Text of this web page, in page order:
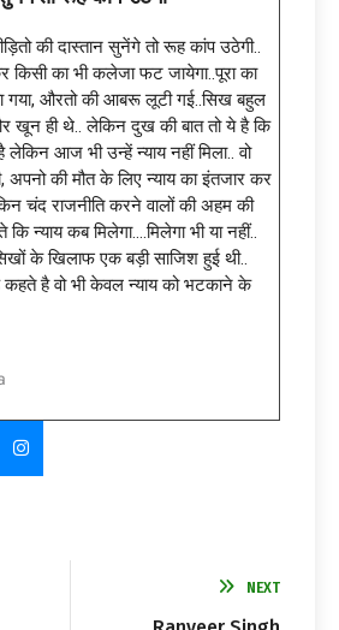
की दास्तान सुनेंगे तो रूह कांप उठेगी..
किसी का भी कलेजा फट जायेगा..पूरा का
गया, औरतो की आबरू लूटी गई..सिख बहुल
खून ही थे.. लेकिन दुख की बात तो ये है कि
आज भी उन्हें न्याय नहीं मिला.. वो
की मौत के लिए न्याय का इंतजार कर
चंद राजनीति करने वालों की अहम की
न्याय कब मिलेगा….मिलेगा भी या नहीं..
के खिलाफ एक बड़ी साजिश हुई थी..
है वो भी केवल न्याय को भटकाने के
NEXT